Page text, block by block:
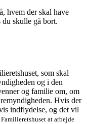
hvem der skal have
skulle gå bort.
som skal
og i den
og familie om, om
Hvis der
indflydelse, og det vil
at arbejde